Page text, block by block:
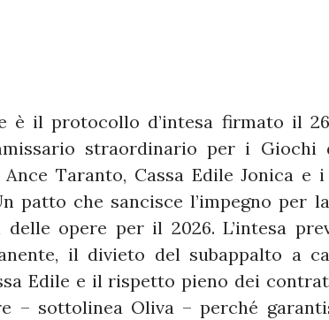
è il protocollo d’intesa firmato il
straordinario per i Giochi
Ance Taranto, Cassa Edile Jonica
patto che sancisce l’impegno per
opere per il 2026. L’intesa
il divieto del subappalto a
Edile e il rispetto pieno dei
– sottolinea Oliva – perché